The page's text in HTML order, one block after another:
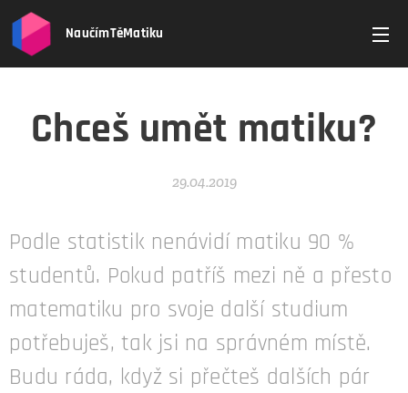
NaučímTěMatiku
Chceš umět matiku?
29.04.2019
Podle statistik nenávidí matiku 90 %
studentů. Pokud patříš mezi ně a přesto
matematiku pro svoje další studium
potřebuješ, tak jsi na správném místě.
Budu ráda, když si přečteš dalších pár